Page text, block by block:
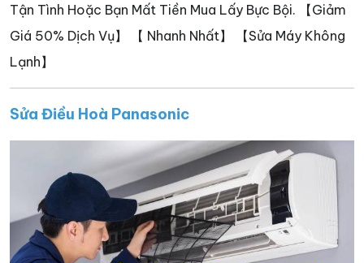
Tận Tình Hoặc Bạn Mất Tiền Mua Lấy Bực Bội. 【Giảm
Giá 50% Dịch Vụ】 【 Nhanh Nhất】 【Sửa Máy Không
Lạnh】
Sửa Điều Hoà Panasonic